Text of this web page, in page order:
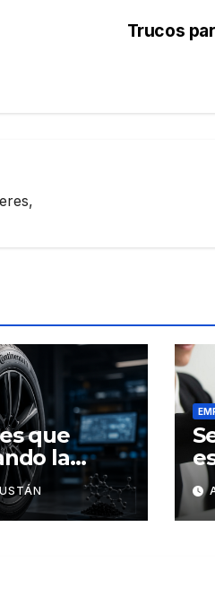
Trucos
que
la
y
de la